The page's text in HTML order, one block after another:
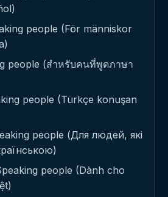
people (För människor
people (สำหรับคนที่พูดภาษา
people (Türkçe konuşan
people (Для людей, які
people (Dành cho